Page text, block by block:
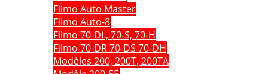
Filmo Auto Master
Filmo Auto-8
Filmo 70-DL, 70-S, 70-H
Filmo 70-DR 70-DS 70-DH
Modèles 200, 200T, 200TA